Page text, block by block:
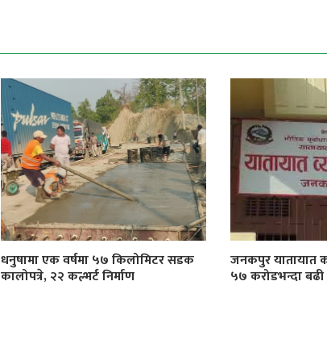
धनुषामा एक वर्षमा ५७ किलोमिटर सडक
कालोपत्रे, २२ कल्भर्ट निर्माण
जनकपुर यातायात
५७ करोडभन्दा